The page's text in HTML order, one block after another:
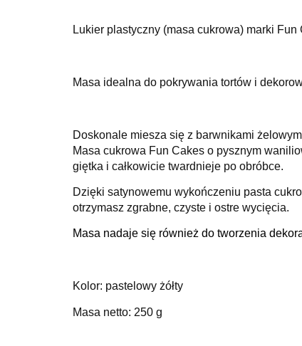
Lukier plastyczny (masa cukrowa) marki Fun
Masa idealna do pokrywania tortów i
Doskonale miesza się z barwnikami
Masa cukrowa Fun Cakes o pysznym
giętka i całkowicie twardnieje po obróbce.
Dzięki satynowemu wykończeniu pasta
otrzymasz zgrabne, czyste i ostre wycięcia.
Masa nadaje się również do tworzenia
Kolor: pastelowy żółty
Masa netto: 250 g